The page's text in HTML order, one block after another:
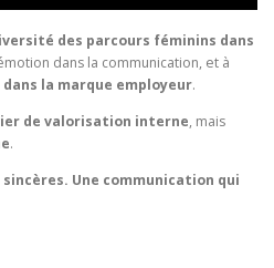
des parcours féminins dans
dans la communication, et à
la marque employeur.
de valorisation interne, mais
.
Une communication qui